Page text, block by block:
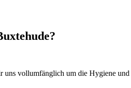
uns vollumfänglich um die Hygiene